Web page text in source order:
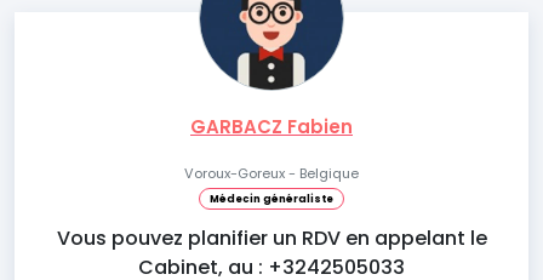
GARBACZ Fabien
Voroux-Goreux - Belgique
Médecin généraliste
Vous pouvez planifier un RDV en appelant le
Cabinet, au : +3242505033